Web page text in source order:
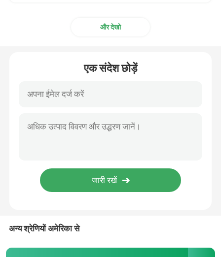
और देखो
एक संदेश छोड़ें
अन्य श्रेणियों अमेरिका से